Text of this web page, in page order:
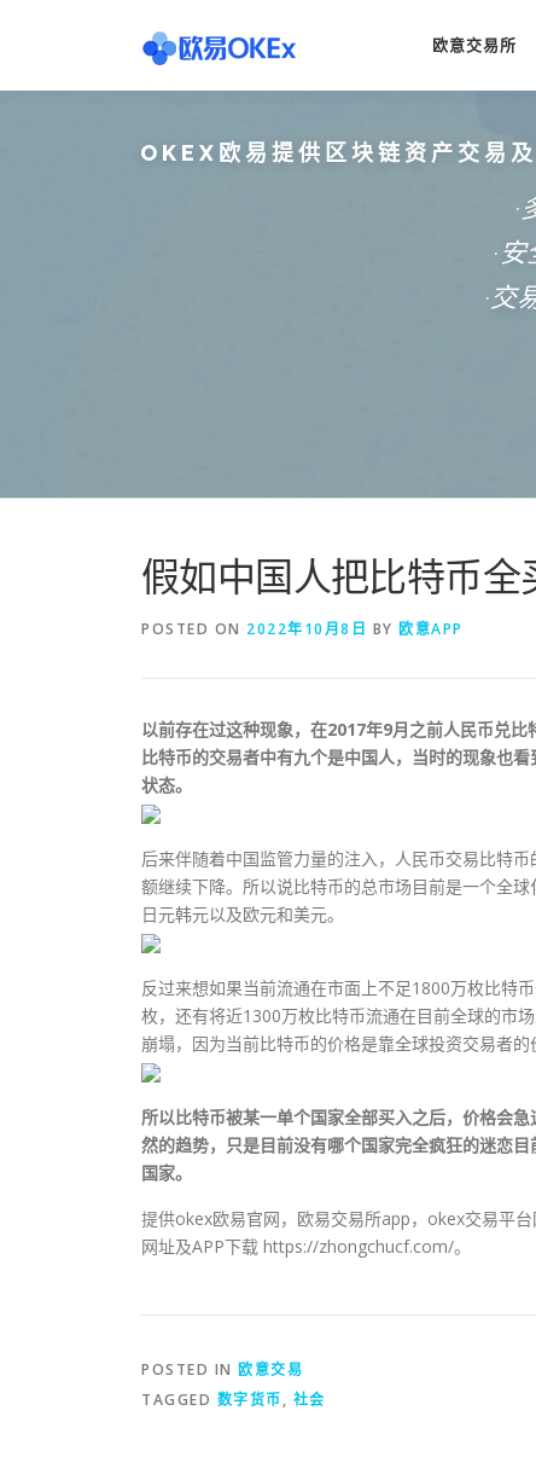
欧意交易所
OKEX欧易提供区块链资产交易
·
·交
假如中国人把比特币全
POSTED ON 2022年10月8日 BY 欧意APP
以前存在过这种现象，在2017年9月之前人民币兑
比特币的交易者中有九个是中国人，当时的现象也
状态。
后来伴随着中国监管力量的注入，人民币交易比特
额继续下降。所以说比特币的总市场目前是一个全
日元韩元以及欧元和美元。
反过来想如果当前流通在市面上不足1800万枚比特
枚，还有将近1300万枚比特币流通在目前全球的市
崩塌，因为当前比特币的价格是靠全球投资交易者的
所以比特币被某一单个国家全部买入之后，价格会
然的趋势，只是目前没有哪个国家完全疯狂的迷恋
国家。
提供okex欧易官网，欧易交易所app，okex交易平台
网址及APP下载 https://zhongchucf.com/。
POSTED IN 欧意交易
TAGGED 数字货币, 社会